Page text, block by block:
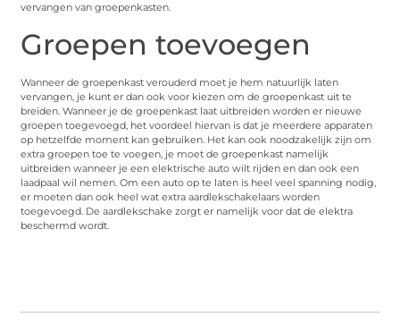
vervangen van groepenkasten.
Groepen toevoegen
Wanneer de groepenkast verouderd moet je hem natuurlijk laten
vervangen, je kunt er dan ook voor kiezen om de groepenkast uit te
breiden. Wanneer je de groepenkast laat uitbreiden worden er nieuwe
groepen toegevoegd, het voordeel hiervan is dat je meerdere apparaten
op hetzelfde moment kan gebruiken. Het kan ook noodzakelijk zijn om
extra groepen toe te voegen, je moet de groepenkast namelijk
uitbreiden wanneer je een elektrische auto wilt rijden en dan ook een
laadpaal wil nemen. Om een auto op te laten is heel veel spanning nodig,
er moeten dan ook heel wat extra aardlekschakelaars worden
toegevoegd. De aardlekschake zorgt er namelijk voor dat de elektra
beschermd wordt.